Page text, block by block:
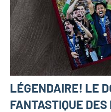
LÉGENDAIRE! LE
FANTASTIQUE